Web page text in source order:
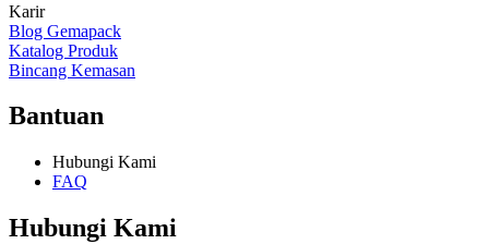
Karir
Blog Gemapack
Katalog Produk
Bincang Kemasan
Bantuan
Hubungi Kami
FAQ
Hubungi Kami